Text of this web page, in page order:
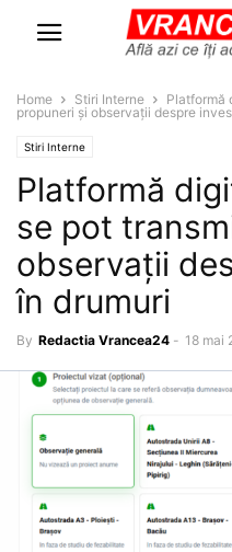
Home Stiri Interne
Platformă
propuneri și observații despre
Stiri Interne
Platformă
se pot
observații
în drumuri
By Redactia Vrancea24 - 18 mai